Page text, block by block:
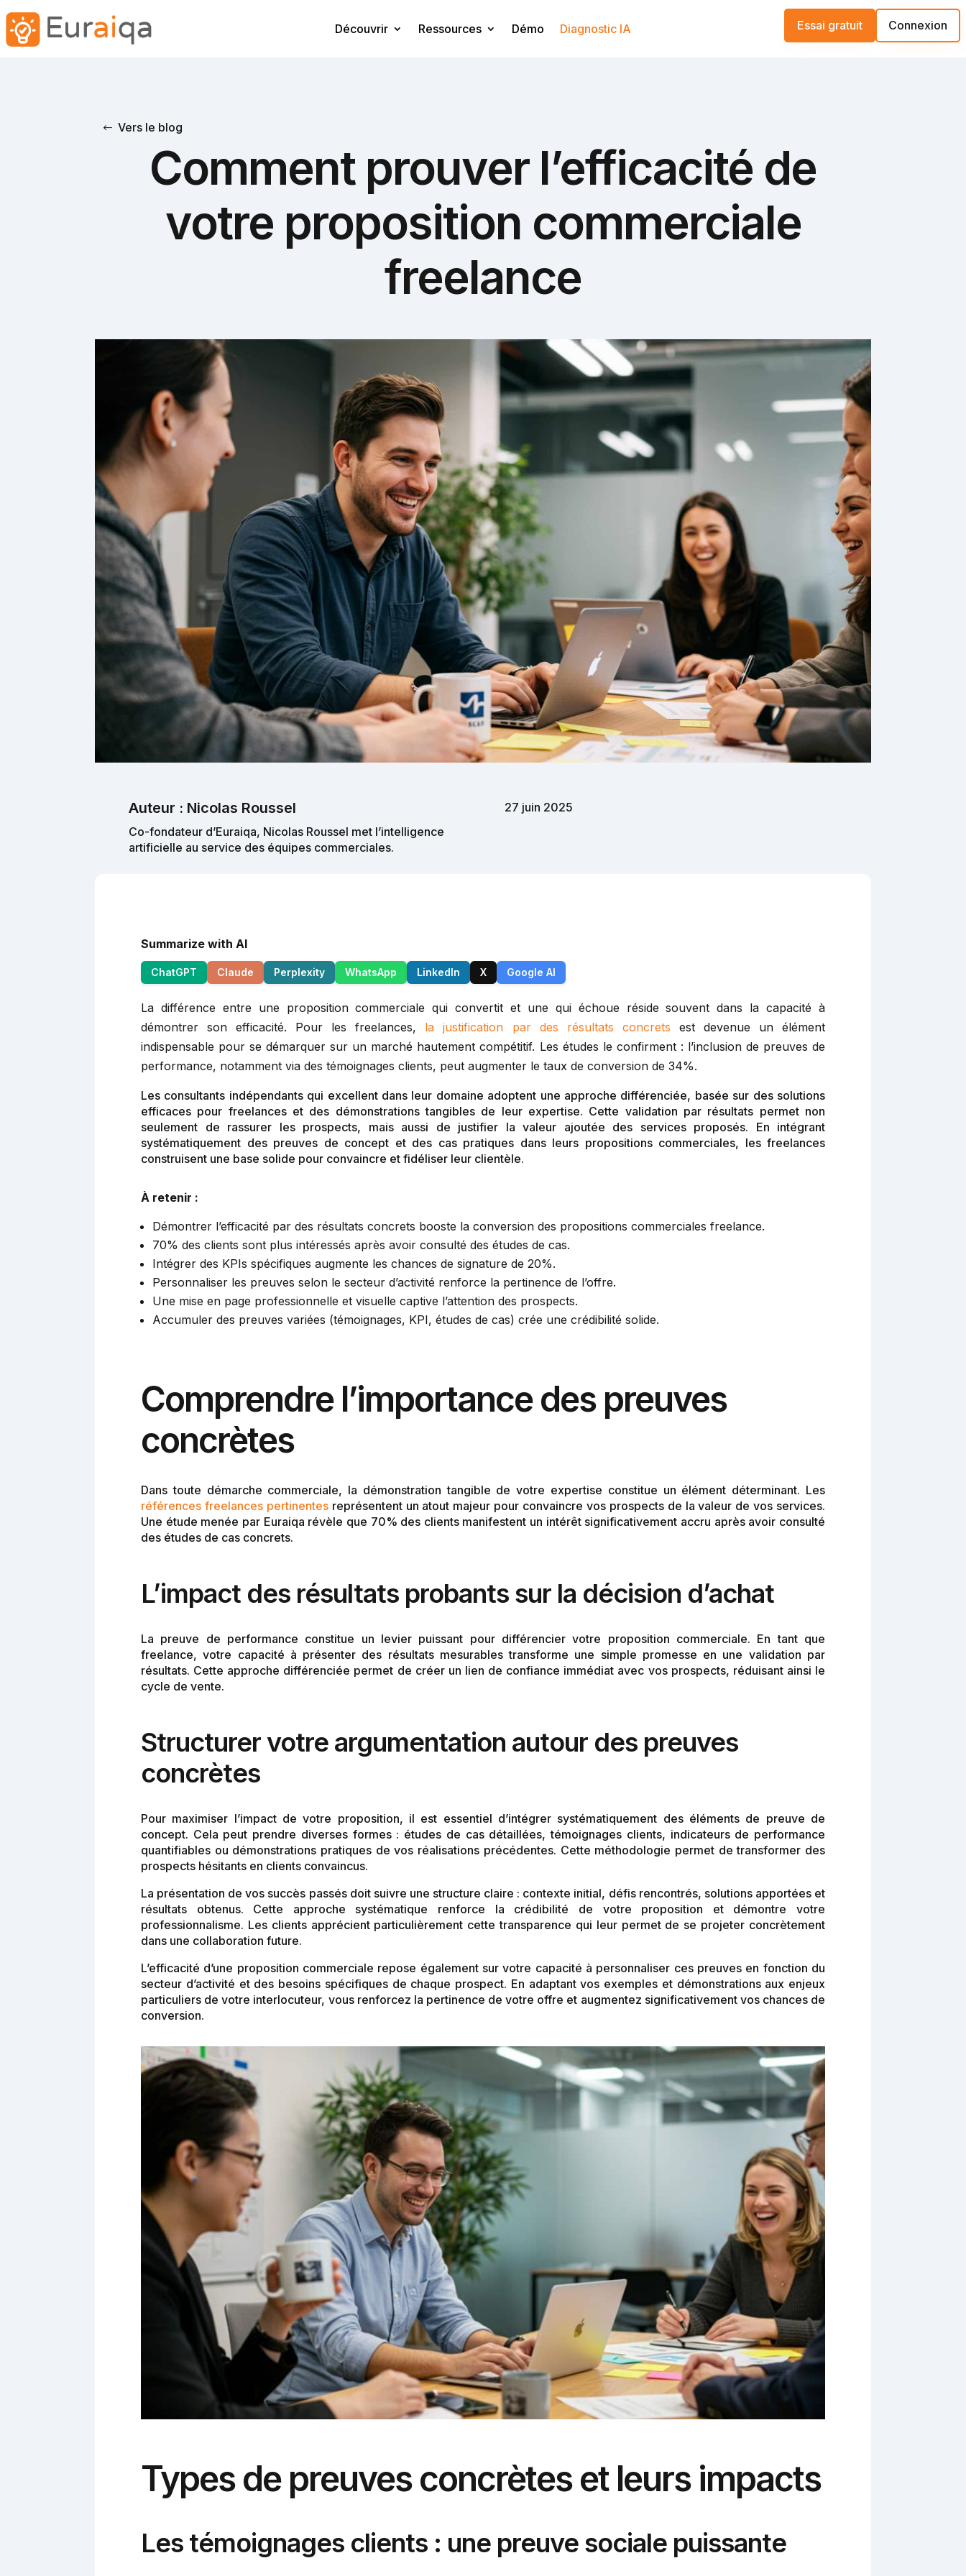
Découvrir Ressources Démo Diagnostic IA Essai gratuit Connexion
Vers le blog
Comment prouver l’efficacité de
votre proposition commerciale
freelance
Auteur : Nicolas Roussel
Co-fondateur d’Euraiqa, Nicolas Roussel met l’intelligence
artificielle au service des équipes commerciales.
27 juin 2025
Summarize with AI
ChatGPT Claude Perplexity WhatsApp LinkedIn X Google AI
La différence entre une proposition commerciale qui convertit et une qui échoue réside souvent dans la capacité à
démontrer son efficacité. Pour les freelances, la justification par des résultats concrets est devenue un élément
indispensable pour se démarquer sur un marché hautement compétitif. Les études le confirment : l’inclusion de preuves de
performance, notamment via des témoignages clients, peut augmenter le taux de conversion de 34%.
Les consultants indépendants qui excellent dans leur domaine adoptent une approche différenciée, basée sur des solutions
efficaces pour freelances et des démonstrations tangibles de leur expertise. Cette validation par résultats permet non
seulement de rassurer les prospects, mais aussi de justifier la valeur ajoutée des services proposés. En intégrant
systématiquement des preuves de concept et des cas pratiques dans leurs propositions commerciales, les freelances
construisent une base solide pour convaincre et fidéliser leur clientèle.
À retenir :
Démontrer l’efficacité par des résultats concrets booste la conversion des propositions commerciales freelance.
70% des clients sont plus intéressés après avoir consulté des études de cas.
Intégrer des KPIs spécifiques augmente les chances de signature de 20%.
Personnaliser les preuves selon le secteur d’activité renforce la pertinence de l’offre.
Une mise en page professionnelle et visuelle captive l’attention des prospects.
Accumuler des preuves variées (témoignages, KPI, études de cas) crée une crédibilité solide.
Comprendre l’importance des preuves
concrètes
Dans toute démarche commerciale, la démonstration tangible de votre expertise constitue un élément déterminant. Les
références freelances pertinentesreprésentent un atout majeur pour convaincre vos prospects de la valeur de vos services.
Une étude menée par Euraiqa révèle que 70% des clients manifestent un intérêt significativement accru après avoir consulté
des études de cas concrets.
L’impact des résultats probants sur la décision d’achat
La preuve de performance constitue un levier puissant pour différencier votre proposition commerciale. En tant que
freelance, votre capacité à présenter des résultats mesurables transforme une simple promesse en une validation par
résultats. Cette approche différenciée permet de créer un lien de confiance immédiat avec vos prospects, réduisant ainsi le
cycle de vente.
Structurer votre argumentation autour des preuves
concrètes
Pour maximiser l’impact de votre proposition, il est essentiel d’intégrer systématiquement des éléments de preuve de
concept. Cela peut prendre diverses formes : études de cas détaillées, témoignages clients, indicateurs de performance
quantifiables ou démonstrations pratiques de vos réalisations précédentes. Cette méthodologie permet de transformer des
prospects hésitants en clients convaincus.
La présentation de vos succès passés doit suivre une structure claire : contexte initial, défis rencontrés, solutions apportées et
résultats obtenus. Cette approche systématique renforce la crédibilité de votre proposition et démontre votre
professionnalisme. Les clients apprécient particulièrement cette transparence qui leur permet de se projeter concrètement
dans une collaboration future.
L’efficacité d’une proposition commerciale repose également sur votre capacité à personnaliser ces preuves en fonction du
secteur d’activité et des besoins spécifiques de chaque prospect. En adaptant vos exemples et démonstrations aux enjeux
particuliers de votre interlocuteur, vous renforcez la pertinence de votre offre et augmentez significativement vos chances de
conversion.
Types de preuves concrètes et leurs impacts
Les témoignages clients : une preuve sociale puissante